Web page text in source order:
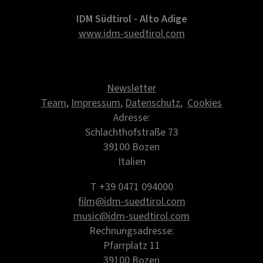
IDM Südtirol - Alto Adige
www.idm-suedtirol.com
Newsletter
Team,Impressum,Datenschutz, Cookies
Adresse:
Schlachthofstraße 73
39100 Bozen
Italien
T +39 0471 094000
film@idm-suedtirol.com
music@idm-suedtirol.com
Rechnungsadresse:
Pfarrplatz 11